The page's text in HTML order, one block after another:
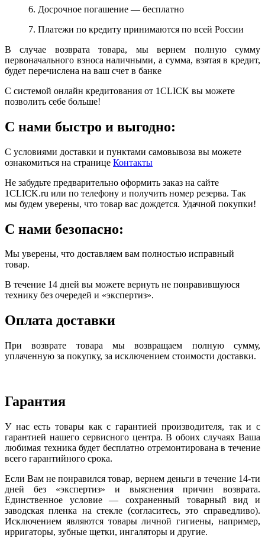
6. Досрочное погашение — бесплатно
7. Платежи по кредиту принимаются по всей России
В случае возврата товара, мы вернем полную сумму
первоначального взноса наличными, а сумма, взятая в кредит,
будет перечислена на ваш счет в банке
С системой онлайн кредитования от 1CLICK вы можете
позволить себе больше!
С нами быстро и выгодно:
С условиями доставки и пунктами самовывоза вы можете
ознакомиться на странице Контакты
Не забудьте предварительно оформить заказ на сайте
1CLICK.ru или по телефону и получить номер резерва. Так
мы будем уверены, что товар вас дождется. Удачной покупки!
С нами безопасно:
Мы уверены, что доставляем вам полностью исправный
товар.
В течение 14 дней вы можете вернуть не понравившуюся
технику без очередей и «экспертиз».
Оплата доставки
При возврате товара мы возвращаем полную сумму,
уплаченную за покупку, за исключением стоимости доставки.
Гарантия
У нас есть товары как с гарантией производителя, так и с
гарантией нашего сервисного центра. В обоих случаях Ваша
любимая техника будет бесплатно отремонтирована в течение
всего гарантийного срока.
Если Вам не понравился товар, вернем деньги в течение 14-ти
дней без «экспертиз» и выяснения причин возврата.
Единственное условие — сохраненный товарный вид и
заводская пленка на стекле (согласитесь, это справедливо).
Исключением являются товары личной гигиены, например,
ирригаторы, зубные щетки, ингаляторы и другие.